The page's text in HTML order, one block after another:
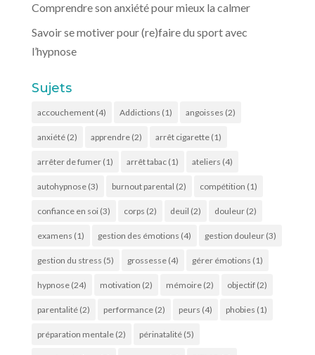
Comprendre son anxiété pour mieux la calmer
Savoir se motiver pour (re)faire du sport avec
l’hypnose
Sujets
accouchement(4) Addictions (1) angoisses (2)
anxiété(2) apprendre(2) arrêt cigarette(1)
arrêter de fumer(1) arrêt tabac(1) ateliers (4)
autohypnose(3) burnout parental (2) compétition (1)
confiance en soi(3) corps (2) deuil (2) douleur(2)
examens (1) gestion des émotions (4) gestion douleur(3)
gestion du stress (5) grossesse(4) gérer émotions (1)
hypnose(24) motivation (2) mémoire(2) objectif(2)
parentalité(2) performance(2) peurs (4) phobies (1)
préparation mentale(2) périnatalité(5)